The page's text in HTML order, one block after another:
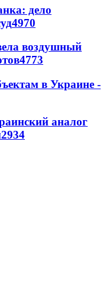
дело
4970
воздушный
4773
в Украине -
аналог
2934